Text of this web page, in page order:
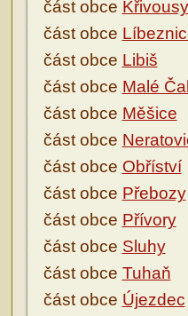
část obce Křivousy
část obce
část obce Libiš
část obce Malé
část obce Měšice
část obce
část obce Obříství
část obce Přebozy
část obce Přívory
část obce Sluhy
část obce Tuhaň
část obce Újezdec